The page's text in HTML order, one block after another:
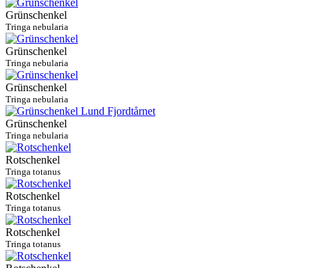
Grünschenkel
Tringa nebularia
Grünschenkel
Tringa nebularia
Grünschenkel
Tringa nebularia
Grünschenkel
Tringa nebularia
Rotschenkel
Tringa totanus
Rotschenkel
Tringa totanus
Rotschenkel
Tringa totanus